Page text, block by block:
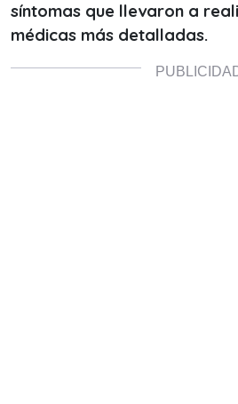
síntomas que llevaron a
médicas más detalladas.